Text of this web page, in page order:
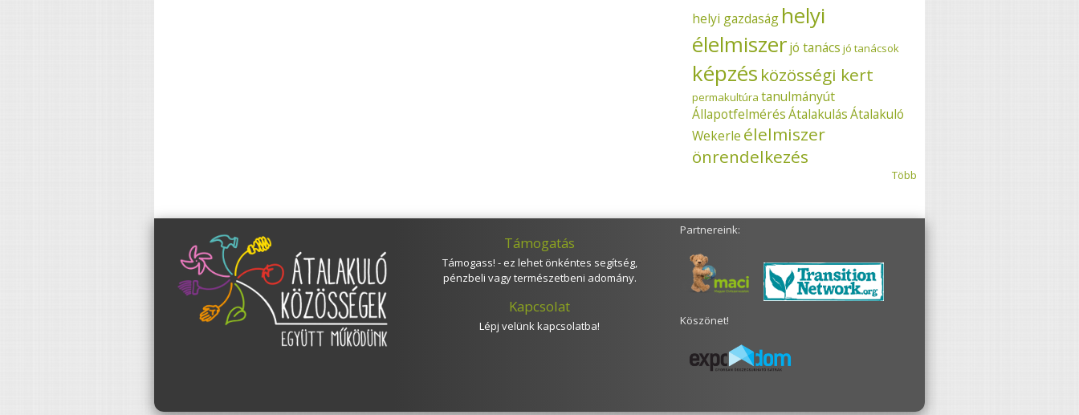
helyi gazdaság helyi
élelmiszerjó tanács jó tanácsok
képzés közösségi kert
permakultúra tanulmányút
ÁllapotfelmérésÁtalakulásÁtalakuló
Wekerle élelmiszer
önrendelkezés
Több
Támogatás
Támogass! - ez lehet önkéntes segítség,
pénzbeli vagy természetbeni adomány.
Kapcsolat
Lépj velünk kapcsolatba!
Partnereink:
Köszönet!